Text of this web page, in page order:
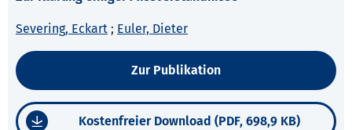
Severing, Eckart ; Euler, Dieter
Zur Publikation
Kostenfreier Download (PDF, 698,9 KB)